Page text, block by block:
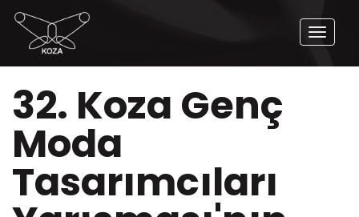
Aç
32. Koza Genç
Moda
Tasarımcıları